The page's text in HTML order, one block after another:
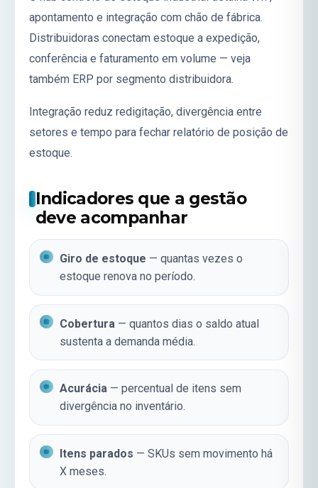
apontamento e integração com chão de fábrica.
Distribuidoras conectam estoque a expedição,
conferência e faturamento em volume — veja
também ERP por segmento distribuidora.
Integração reduz redigitação, divergência entre
setores e tempo para fechar relatório de posição de
estoque.
Indicadores que a gestão
deve acompanhar
Giro de estoque — quantas vezes o
estoque renova no período.
Cobertura — quantos dias o saldo atual
sustenta a demanda média.
Acurácia — percentual de itens sem
divergência no inventário.
Itens parados — SKUs sem movimento há
X meses.